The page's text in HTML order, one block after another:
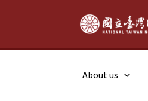
About us